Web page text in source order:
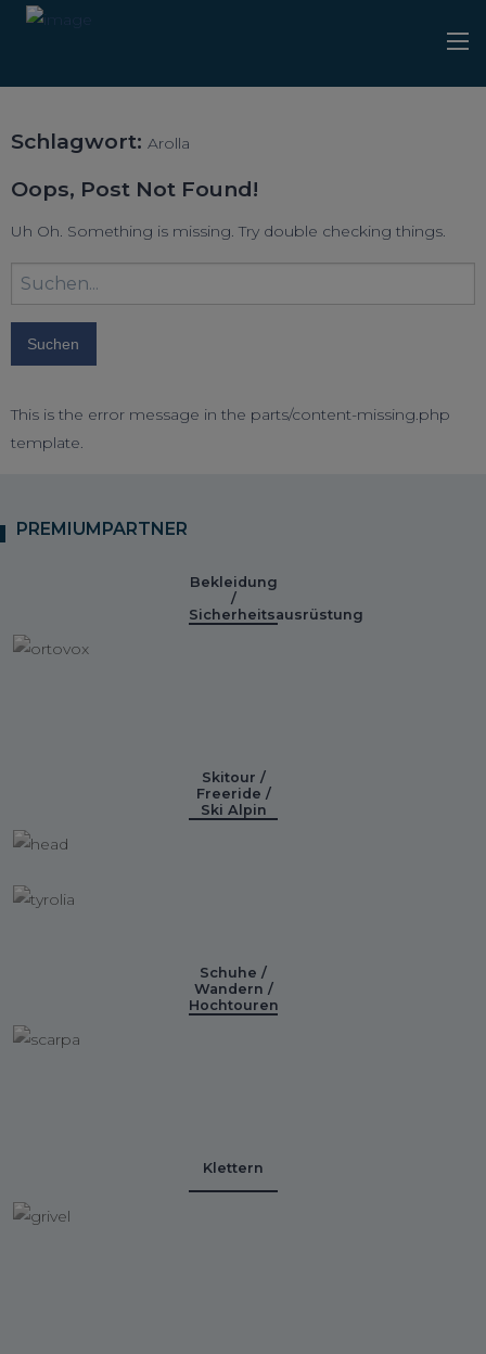
Schlagwort: Arolla
Oops, Post Not Found!
Uh Oh. Something is missing. Try double checking things.
Suchbegriff
eingeben:
This is the error message in the parts/content-missing.php
template.
PREMIUMPARTNER
Bekleidung
/
Sicherheitsausrüstung
Skitour /
Freeride /
Ski Alpin
Schuhe /
Wandern /
Hochtouren
Klettern